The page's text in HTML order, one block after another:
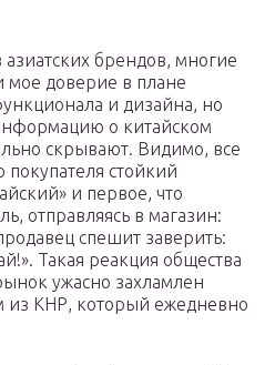
брендов, многие
мое доверие в плане
и дизайна, но
о китайском
скрывают. Видимо, все
покупателя стойкий
и первое, что
отправляясь в магазин:
спешит заверить:
Такая реакция общества
ужасно захламлен
КНР, который ежедневно